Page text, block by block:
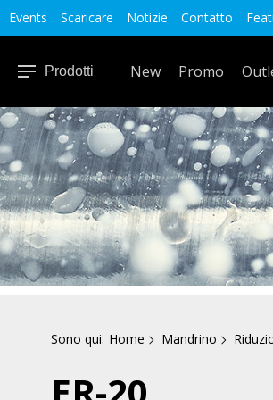
Events Scaricare Notizie Contatto
Prodotti New Promo
Sono qui: Home Mandrino